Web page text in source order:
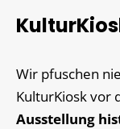
Wir pfuschen
KulturKiosk vor
Ausstellung